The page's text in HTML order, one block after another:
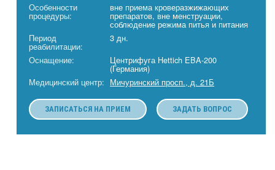
Особенности
процедуры:
вне приема кроверазжижающих
препаратов, вне менструации,
соблюдение режима питья и питания
Период
реабилитации:
3 дн.
Оснащение:
Центрифуга Hettich EBA-200
(Германия)
Медицинский центр: Мичуринский просп., д. 21Б
ЗАПИСАТЬСЯ НА ПРИЕМ ЗАДАТЬ ВОПРОС